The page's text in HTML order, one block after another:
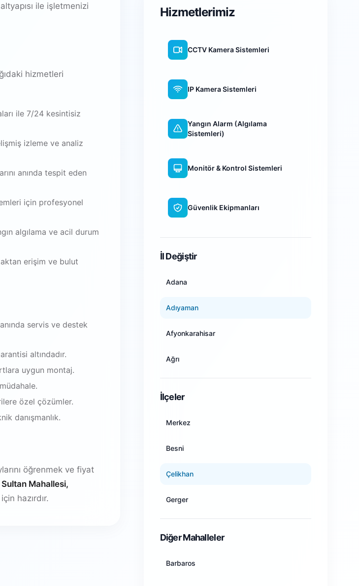
ile işletmenizi
hizmetleri
ile 7/24 kesintisiz
izleme ve analiz
anında tespit eden
için profesyonel
algılama ve acil durum
erişim ve bulut
servis ve destek
altındadır.
uygun montaj.
özel çözümler.
danışmanlık.
öğrenmek ve fiyat
Sultan Mahallesi,
hazırdır.
Hizmetlerimiz
CCTV Kamera Sistemleri
IP Kamera Sistemleri
Yangın Alarm (Algılama
Sistemleri)
Monitör & Kontrol Sistemleri
Güvenlik Ekipmanları
İl Değiştir
Adana
Adıyaman
Afyonkarahisar
Ağrı
Bilecik
Bingöl
İlçeler
Merkez
Besni
Çelikhan
Gerger
Diğer Mahalleler
Barbaros